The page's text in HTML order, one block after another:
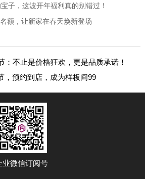
子，这波开年福利真的别错过！
额，让新家在春天焕新登场
：不止是价格狂欢，更是品质承诺！
，预约到店，成为样板间99
业微信订阅号